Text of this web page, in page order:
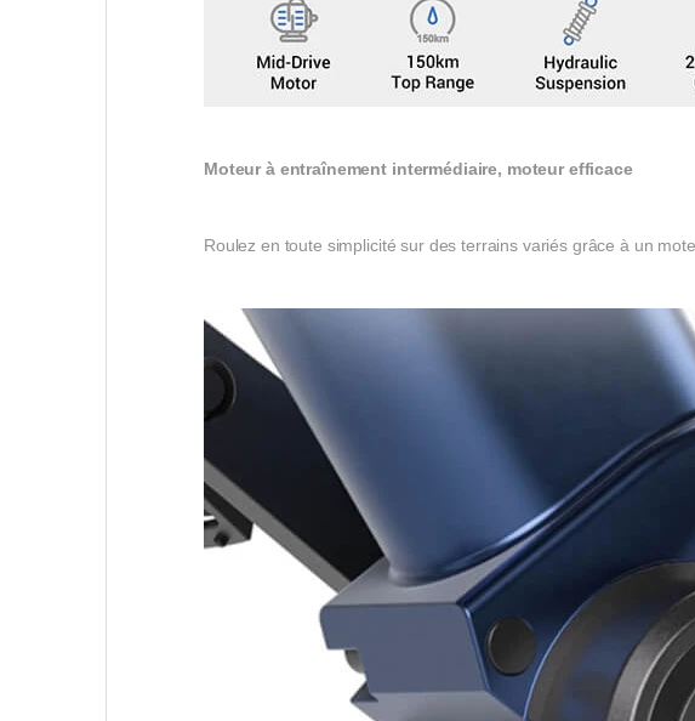
Moteur à entraînement intermédiaire, moteur efficace
Roulez en toute simplicité sur des terrains variés grâce à un